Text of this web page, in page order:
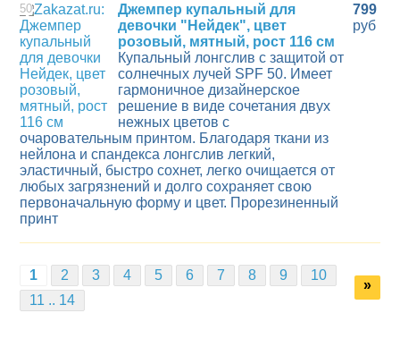
50
Джемпер купальный для
девочки "Нейдек", цвет
розовый, мятный, рост 116 см
Купальный лонгслив с защитой от
солнечных лучей SPF 50. Имеет
гармоничное дизайнерское
решение в виде сочетания двух
нежных цветов с
очаровательным принтом. Благодаря ткани из
нейлона и спандекса лонгслив легкий,
эластичный, быстро сохнет, легко очищается от
любых загрязнений и долго сохраняет свою
первоначальную форму и цвет. Прорезиненный
принт
799
руб
1 2 3 4 5 6 7 8 9
10
11 .. 14
»